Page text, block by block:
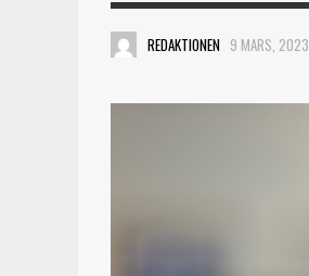
REDAKTIONEN 9 MARS, 2023